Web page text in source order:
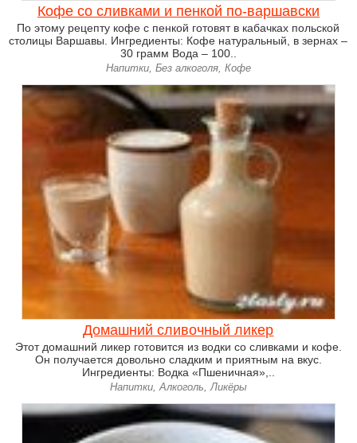
Кофе со сливками и пенкой по-варшавски
По этому рецепту кофе с пенкой готовят в кабачках польской
столицы Варшавы. Ингредиенты: Кофе натуральный, в зернах –
30 грамм Вода – 100..
Напитки, Без алкоголя, Кофе
Домашний сливочный ликер
Этот домашний ликер готовится из водки со сливками и кофе.
Он получается довольно сладким и приятным на вкус.
Ингредиенты: Водка «Пшеничная»,..
Напитки, Алкоголь, Ликёры